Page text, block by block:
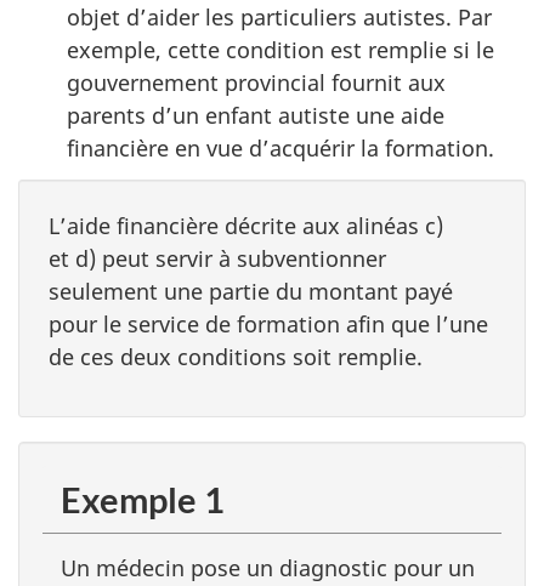
objet d’aider les particuliers autistes. Par
exemple, cette condition est remplie si le
gouvernement provincial fournit aux
parents d’un enfant autiste une aide
financière en vue d’acquérir la formation.
L’aide financière décrite aux alinéas c)
et d) peut servir à subventionner
seulement une partie du montant payé
pour le service de formation afin que l’une
de ces deux conditions soit remplie.
Exemple 1
Un médecin pose un diagnostic pour un